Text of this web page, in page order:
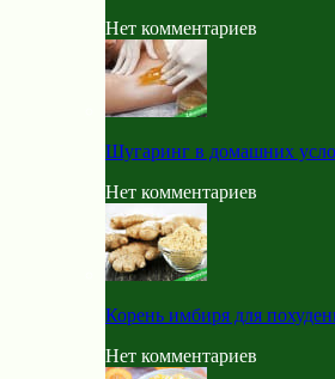
Нет комментариев
Шугаринг в домашних
Нет комментариев
Корень имбиря для
Нет комментариев